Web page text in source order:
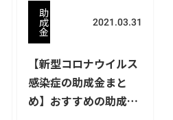
助
成
金
2021.03.31
【新型コロナウイルス
感染症の助成金まと
め】おすすめの助成金